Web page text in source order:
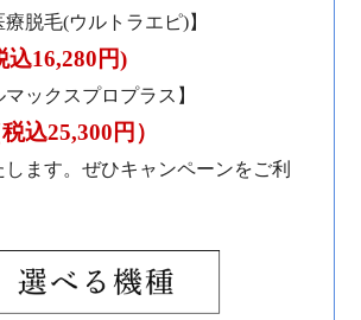
療脱毛(ウルトラエピ)】
込16,280円)
マックスプロプラス】
込25,300円）
ます。ぜひキャンペーンをご利